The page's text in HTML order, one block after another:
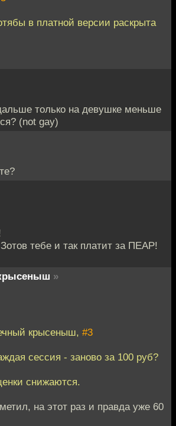
в платной версии раскрыта
только на девушке меньше
(not gay)
тебе и так платит за ПЕАР!
»
крысеныш, #3
сессия - заново за 100 руб?
снижаются.
на этот раз и правда уже 60